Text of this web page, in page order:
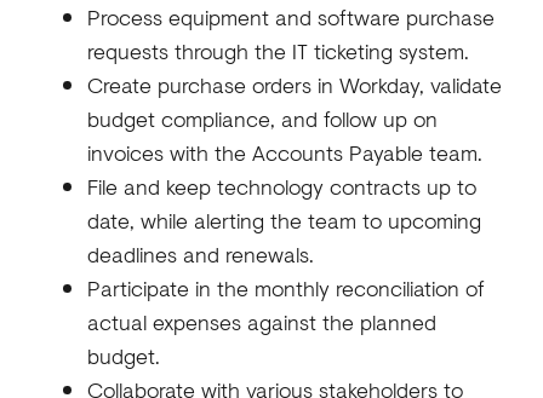
Process equipment and software purchase
requests through the IT ticketing system.
Create purchase orders in Workday, validate
budget compliance, and follow up on
invoices with the Accounts Payable team.
File and keep technology contracts up to
date, while alerting the team to upcoming
deadlines and renewals.
Participate in the monthly reconciliation of
actual expenses against the planned
budget.
Collaborate with various stakeholders to